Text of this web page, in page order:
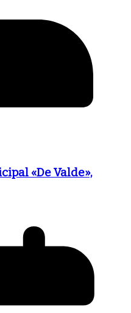
«De Valde»,